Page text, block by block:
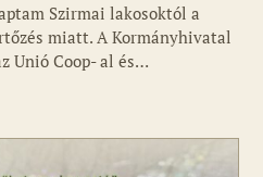
Szirmai lakosoktól a
miatt. A Kormányhivatal
Unió Coop- al és…